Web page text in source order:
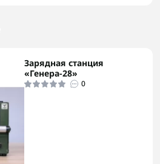
Зарядная станция
«Генера-28»
0